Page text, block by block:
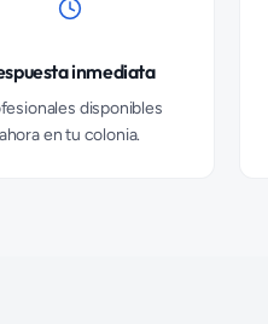
inmediata
disponibles
ahora en tu colonia.